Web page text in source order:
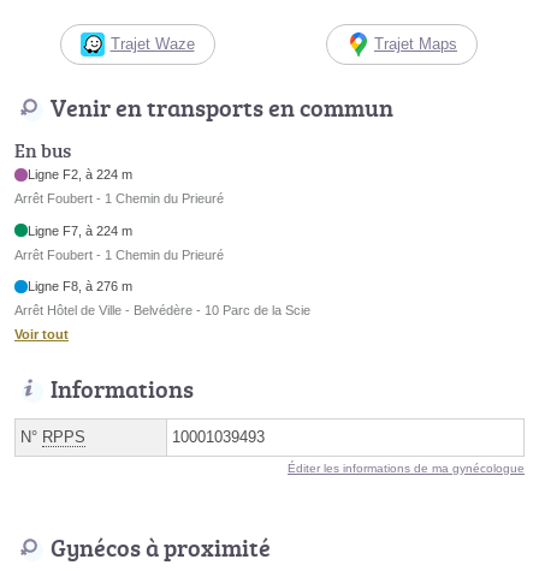
Trajet Waze Trajet Maps
Venir en transports en commun
En bus
Ligne F2, à 224 m
Arrêt Foubert - 1 Chemin du Prieuré
Ligne F7, à 224 m
Arrêt Foubert - 1 Chemin du Prieuré
Ligne F8, à 276 m
Arrêt Hôtel de Ville - Belvédère - 10 Parc de la Scie
Voir tout
Informations
N° RPPS 10001039493
Éditer les informations de ma gynécologue
Gynécos à proximité